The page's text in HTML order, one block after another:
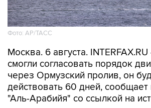
Фото: AP/ТАСС
Москва. 6 августа.
смогли согласовать порядок
через Ормузский пролив, он
действовать 60 дней, сообщает
"Аль-Арабийя" со ссылкой на